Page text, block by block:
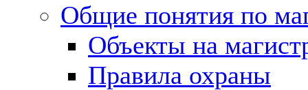
Общие понятия по
Объекты на
Правила охраны